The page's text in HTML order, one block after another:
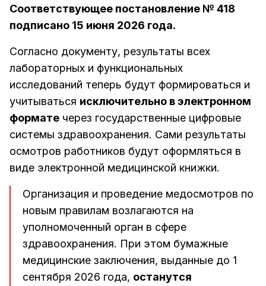
Соответствующее постановление № 418
подписано 15 июня 2026 года.
Согласно документу, результаты всех
лабораторных и функциональных
исследований теперь будут формироваться и
учитываться исключительно в электронном
формате через государственные цифровые
системы здравоохранения. Сами результаты
осмотров работников будут оформляться в
виде электронной медицинской книжки.
Организация и проведение медосмотров по
новым правилам возлагаются на
уполномоченный орган в сфере
здравоохранения. При этом бумажные
медицинские заключения, выданные до 1
сентября 2026 года, останутся